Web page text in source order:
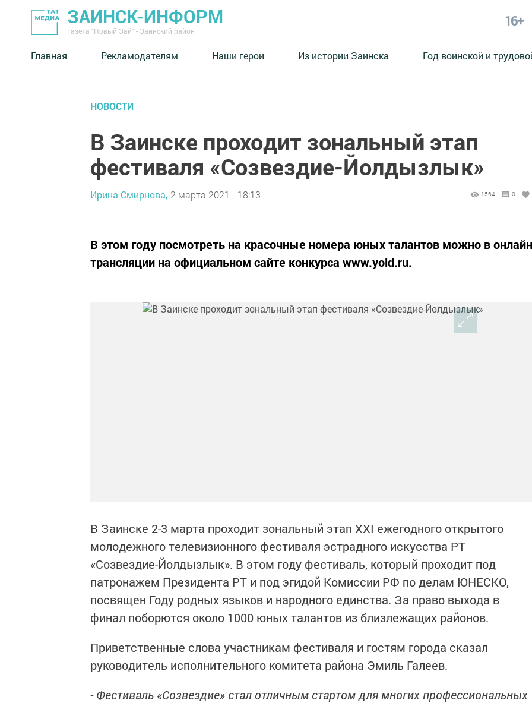
ЗАИНСК-ИНФОРМ
Газета "Новый Зай" - Заинский район
16+
Главная Рекламодателям Наши герои Из истории Заинска Год воинской и
НОВОСТИ
В Заинске проходит зональный этап
фестиваля «Созвездие-Йолдызлык»
Ирина Смирнова, 2 марта 2021 - 18:13 1564 0
В этом году посмотреть на красочные номера юных талантов можно в онлайн
трансляции на официальном сайте конкурса www.yold.ru.
В Заинске 2-3 марта проходит зональный этап XXI ежегодного открытого
молодежного телевизионного фестиваля эстрадного искусства РТ
«Созвездие-Йолдызлык». В этом году фестиваль, который проходит под
патронажем Президента РТ и под эгидой Комиссии РФ по делам ЮНЕСКО,
посвящен Году родных языков и народного единства. За право выхода в
финал поборются около 1000 юных талантов из близлежащих районов.
Приветственные слова участникам фестиваля и гостям города сказал
руководитель исполнительного комитета района Эмиль Галеев.
- Фестиваль «Созвездие» стал отличным стартом для многих профессиональных